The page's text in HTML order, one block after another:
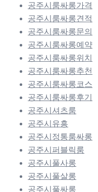
공주시룸싸롱가격
공주시룸싸롱견적
공주시룸싸롱문의
공주시룸싸롱예약
공주시룸싸롱위치
공주시룸싸롱추천
공주시룸싸롱코스
공주시룸싸롱후기
공주시셔츠룸
공주시유흥
공주시정통룸싸롱
공주시퍼블릭룸
공주시풀사롱
공주시풀살롱
공주시풀싸롱